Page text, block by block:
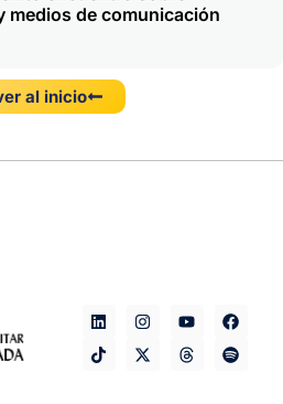
medios de comunicación
al inicio